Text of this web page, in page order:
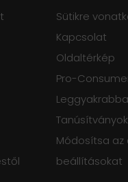
Sütikre
Kapcsolat
Oldaltérkép
Pro-
Tanúsítványok
Módosítsa
beállításokat